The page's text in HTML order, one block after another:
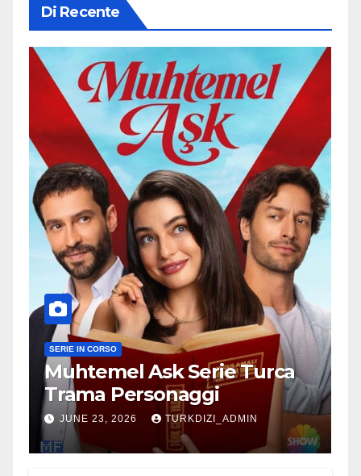
Di Recente
SERIE IN CORSO
Muhtemel Ask Serie Turca
Trama Personaggi
JUNE 23, 2026 TURKDIZI_ADMIN